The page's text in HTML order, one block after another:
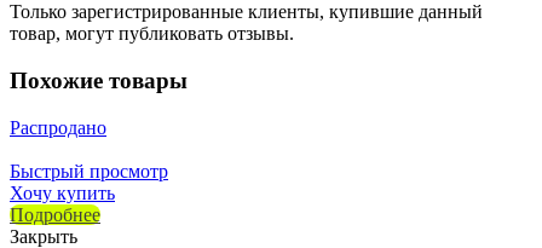
Только зарегистрированные клиенты, купившие данный
товар, могут публиковать отзывы.
Похожие товары
Распродано
Быстрый просмотр
Хочу купить
Подробнее
Закрыть